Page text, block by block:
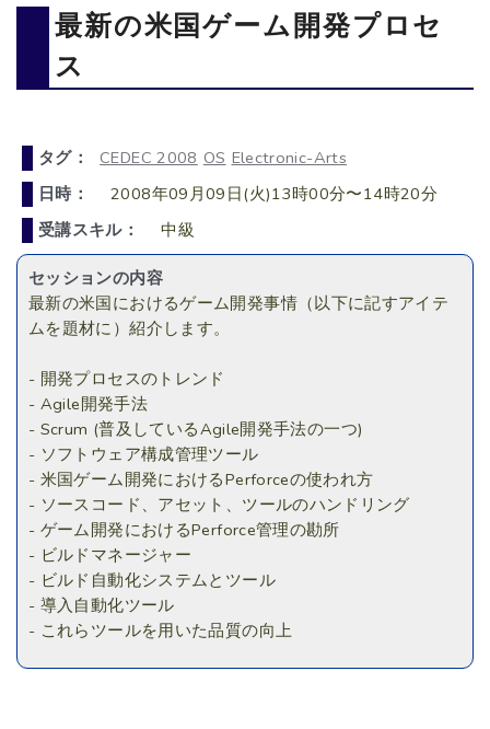
最新の米国ゲーム開発プロセ
ス
タグ： CEDEC 2008 OS Electronic-Arts
日時：
2008年09月09日(火)13時00分〜14時20分
受講スキル：
中級
セッションの内容
最新の米国におけるゲーム開発事情（以下に記すアイテ
ムを題材に）紹介します。
- 開発プロセスのトレンド
- Agile開発手法
- Scrum (普及しているAgile開発手法の一つ)
- ソフトウェア構成管理ツール
- 米国ゲーム開発におけるPerforceの使われ方
- ソースコード、アセット、ツールのハンドリング
- ゲーム開発におけるPerforce管理の勘所
- ビルドマネージャー
- ビルド自動化システムとツール
- 導入自動化ツール
- これらツールを用いた品質の向上